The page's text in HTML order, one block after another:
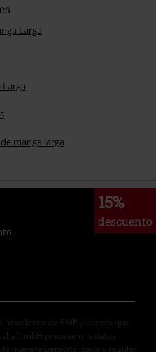
Larga
manga larga
15%
descuento
newsletter de EMP y acepto que
mbH procese mis datos
manera personalizada y regular